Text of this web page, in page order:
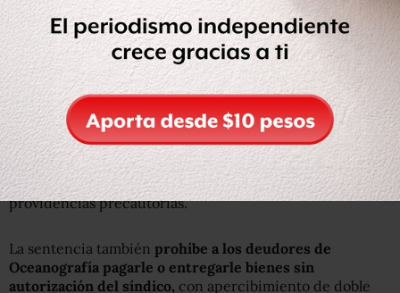
Tambiénordenó a las personas que tengan en su
posesión bienes de la quebrada, que los entreguen al
síndico , esto incluye a depositarios de bienes
embargados y a los designados en su caso en
providencias precautorias.
La sentencia también prohíbe a los deudores de
Oceanografía pagarle o entregarle bienes sin
autorización del síndico, con apercibimiento de doble